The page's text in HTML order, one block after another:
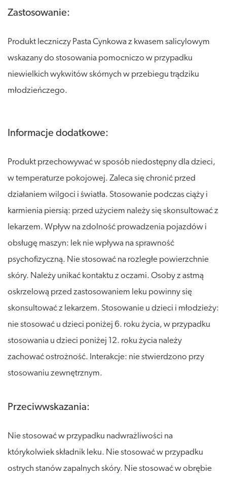
Zastosowanie:
Produkt leczniczy Pasta Cynkowa z kwasem salicylowym
wskazany do stosowania pomocniczo w przypadku
niewielkich wykwitów skórnych w przebiegu trądziku
młodzieńczego.
Informacje dodatkowe:
Produkt przechowywać w sposób niedostępny dla dzieci,
w temperaturze pokojowej. Zaleca się chronić przed
działaniem wilgoci i światła. Stosowanie podczas ciąży i
karmienia piersią: przed użyciem należy się skonsultować z
lekarzem. Wpływ na zdolność prowadzenia pojazdów i
obsługę maszyn: lek nie wpływa na sprawność
psychofizyczną. Nie stosować na rozległe powierzchnie
skóry. Należy unikać kontaktu z oczami. Osoby z astmą
oskrzelową przed zastosowaniem leku powinny się
skonsultować z lekarzem. Stosowanie u dzieci i młodzieży:
nie stosować u dzieci poniżej 6. roku życia, w przypadku
stosowania u dzieci poniżej 12. roku życia należy
zachować ostrożność. Interakcje: nie stwierdzono przy
stosowaniu zewnętrznym.
Przeciwwskazania:
Nie stosować w przypadku nadwrażliwości na
którykolwiek składnik leku. Nie stosować w przypadku
ostrych stanów zapalnych skóry. Nie stosować w obrębie